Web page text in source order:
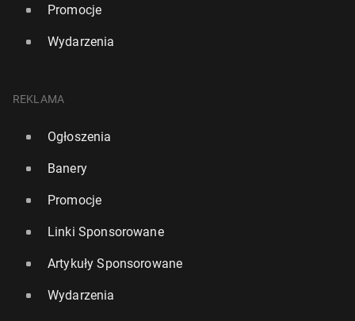
Promocje
Wydarzenia
REKLAMA
Ogłoszenia
Banery
Promocje
Linki Sponsorowane
Artykuły Sponsorowane
Wydarzenia